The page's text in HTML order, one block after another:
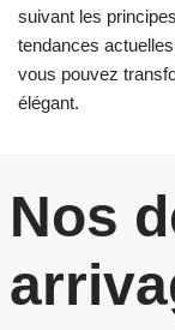
suivant les
tendances
vous pouvez
élégant.
Nos